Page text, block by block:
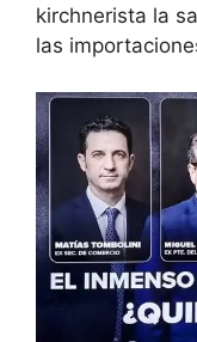
kirchnerista la
las